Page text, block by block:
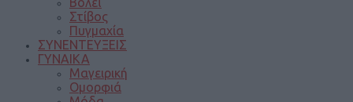
Στίβος
Πυγμαχία
ΣΥΝΕΝΤΕΥΞΕΙΣ
ΓΥΝΑΙΚΑ
Μαγειρική
Ομορφιά